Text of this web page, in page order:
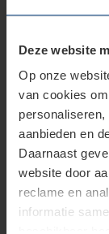
Deze website
Op onze
van cookies
aanbieden en
Daarnaast
website door
reclame en
informatie